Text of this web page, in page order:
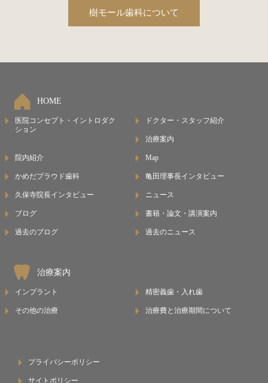
樹モール歯科について
HOME
医院コンセプト・イントロダク
ション
ドクター・スタッフ紹介
治療案内
院内紹介 Map
かめだプラウド歯科 亀田理事長インタビュー
久保寺院長インタビュー ニュース
ブログ 書籍・論文・講演案内
過去のブログ 過去のニュース
治療案内
インプラント 精密義歯・入れ歯
その他の治療 治療費と治療期間について
プライバシーポリシー
サイトポリシー